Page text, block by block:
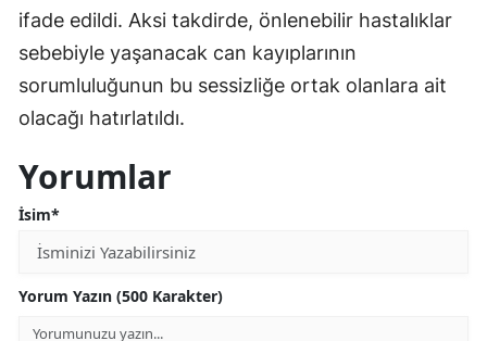
ifade edildi. Aksi takdirde, önlenebilir hastalıklar
sebebiyle yaşanacak can kayıplarının
sorumluluğunun bu sessizliğe ortak olanlara ait
olacağı hatırlatıldı.
Yorumlar
İsim*
Yorum Yazın (500 Karakter)